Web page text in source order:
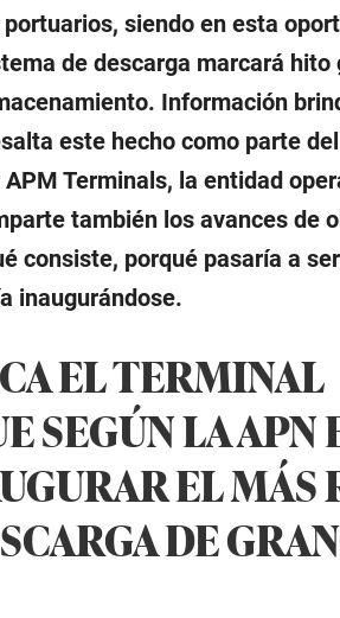
siendo en esta
de descarga marcará hito
Información
este hecho como parte
Terminals, la entidad
también los avances de
consiste, porqué pasaría a
inaugurándose.
EL TERMINAL
SEGÚN LA APN
EL MÁS
DE